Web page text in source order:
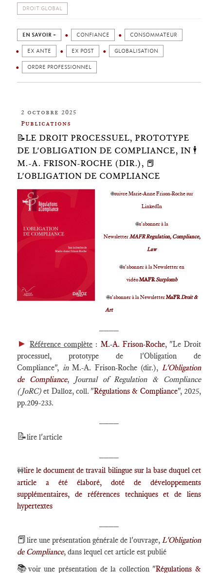
DROIT GLOBAL
EN SAVOIR + CONFIANCE CONSOMMATEUR
EX ANTE EX POST GLOBALISATION
ORDRE PROFESSIONNEL
2 octobre 2025
Publications
📝LE DROIT PROCESSUEL, PROTOTYPE
DE L'OBLIGATION DE COMPLIANCE, IN 🕴️
M.-A. FRISON-ROCHE (DIR.), 📕
L'OBLIGATION DE COMPLIANCE
🌐suivre Marie-Anne Frison-Roche sur
LinkedIn
🌐s'abonner à la
NewsletterMAFR Regulation, Compliance,
Law
🌐s'abonner à la Newsletter en
vidéoMAFRSurplomb
🌐s'abonner à la NewsletterMaFRDroit &
Art
► Référence complète : M.-A. Frison-Roche, "Le Droit
processuel, prototype de l'Obligation de
Compliance", inM.-A. Frison-Roche (dir.),L'Obligation
de Compliance,
Journal of Regulation & Compliance
(JoRC) et Dalloz, coll. "Régulations & Compliance", 2025,
pp.209-233.
📝lire l'article
🚧lire le document de travail bilingue sur la base duquel cet
article a été élaboré, doté de développements
supplémentaires, de références techniques et de liens
hypertextes
📕lire une présentation générale de l'ouvrage, L'Obligation
de Compliance, dans lequel cet article est publié
📚 voir une présentation de la collection "Régulations &